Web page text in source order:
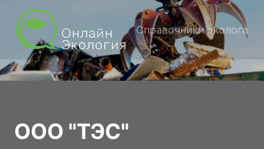
Справочники эколога
ООО "ТЭС"